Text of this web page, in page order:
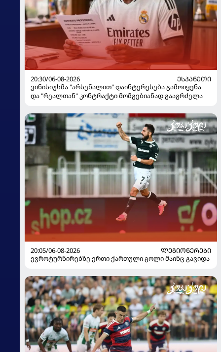
20:30/06-08-2026
ᲔᲡᲞᲐᲜᲔᲗᲘ
ვინისიუსმა "არსენალით" დაინტერესება გამოიყენა
და "რეალთან" კონტრაქტი მომგებიანად გააგრძელა
20:05/06-08-2026
ᲚᲔᲒᲘᲝᲜᲔᲠᲔᲑᲘ
ევროტურნირებზე ერთი ქართული გოლი მაინც გავიდა